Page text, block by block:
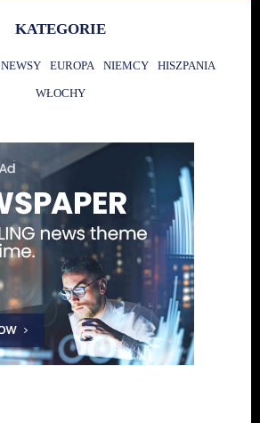
KATEGORIE
NEWSY EUROPA NIEMCY HISZPANIA
WŁOCHY